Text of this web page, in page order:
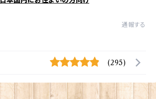
通報する
(295)